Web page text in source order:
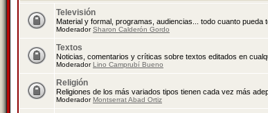
Televisión
Material y formal, programas, audiencias... todo cuanto
ModeradorSharon Calderón Gordo
Textos
Noticias, comentarios y críticas sobre textos editados en
ModeradorLino Camprubí Bueno
Religión
Religiones de los más variados tipos tienen cada vez más
ModeradorMontserrat Abad Ortiz